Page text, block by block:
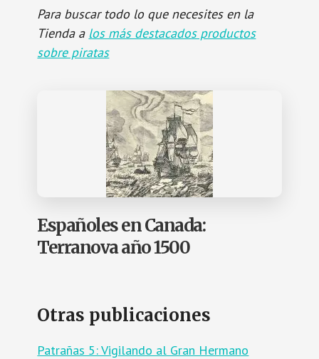
Para buscar todo lo que necesites en la
Tienda a los más destacados productos
sobre piratas
Españoles en Canada:
Terranova año 1500
Otras publicaciones
Patrañas 5: Vigilando al Gran Hermano